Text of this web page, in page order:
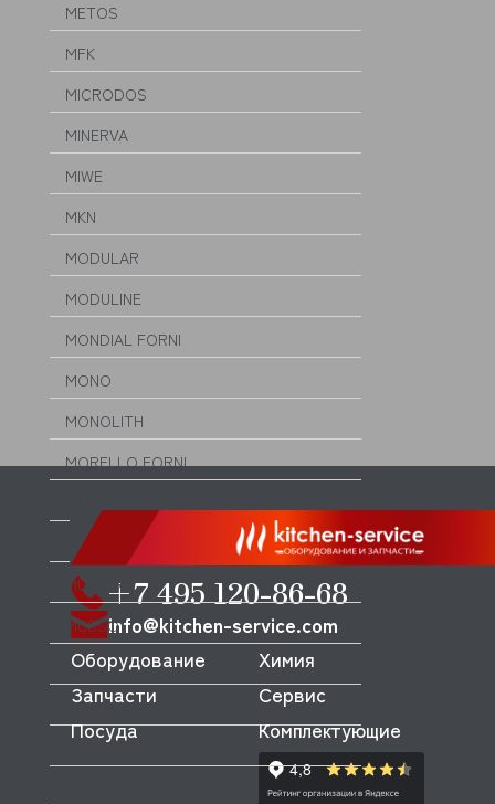
METOS
MFK
MICRODOS
MINERVA
MIWE
MKN
MODULAR
MODULINE
MONDIAL FORNI
MONO
MONOLITH
MORELLO FORNI
MORICE
MULLER
MUSSO
MVQ
NEMOX
NOPEIN
+7 495 120-86-68
info@kitchen-service.com
Оборудование
Запчасти
Посуда
Химия
Сервис
Комплектующие